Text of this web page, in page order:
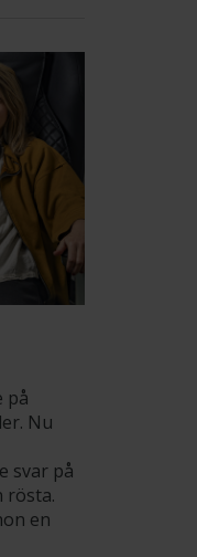
på
Nu
svar på
rösta.
en